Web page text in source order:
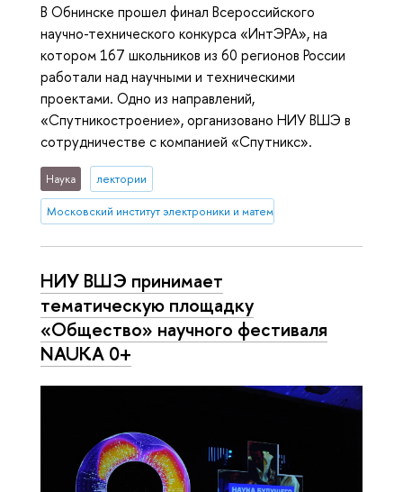
В Обнинске прошел финал Всероссийского
научно-технического конкурса «ИнтЭРА», на
котором 167 школьников из 60 регионов России
работали над научными и техническими
проектами. Одно из направлений,
«Спутникостроение», организовано НИУ ВШЭ в
сотрудничестве с компанией «Спутникс».
Наука лектории
Московский институт электроники и математики им. А.Н. Тихонова
НИУ ВШЭ принимает
тематическую площадку
«Общество» научного фестиваля
NAUKA 0+